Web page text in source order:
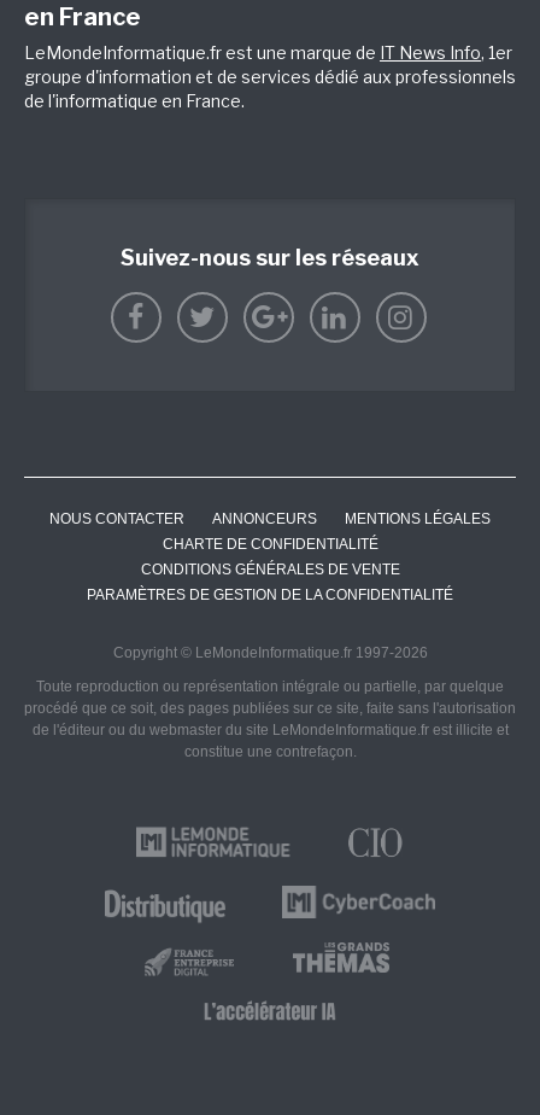
en France
LeMondeInformatique.fr est une marque de IT News Info, 1er
groupe d'information et de services dédié aux professionnels
de l'informatique en France.
Suivez-nous sur les réseaux
NOUS CONTACTER ANNONCEURS
MENTIONS LÉGALES
CHARTE DE CONFIDENTIALITÉ
CONDITIONS GÉNÉRALES DE VENTE
PARAMÈTRES DE GESTION DE LA CONFIDENTIALITÉ
Copyright © LeMondeInformatique.fr 1997-2026
Toute reproduction ou représentation intégrale ou partielle, par quelque
procédé que ce soit, des pages publiées sur ce site, faite sans l'autorisation
de l'éditeur ou du webmaster du site LeMondeInformatique.fr est illicite et
constitue une contrefaçon.